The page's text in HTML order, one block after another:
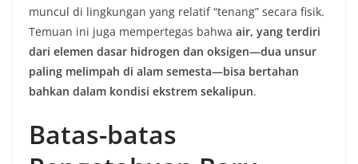
muncul di lingkungan yang relatif “tenang” secara fisik.
Temuan ini juga mempertegas bahwa air, yang terdiri
dari elemen dasar hidrogen dan oksigen—dua unsur
paling melimpah di alam semesta—bisa bertahan
bahkan dalam kondisi ekstrem sekalipun.
Batas-batas